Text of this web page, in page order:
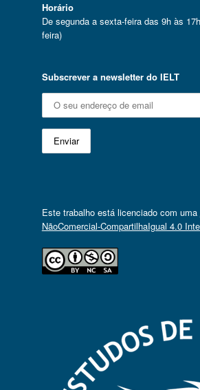
Horário
De segunda a sexta-feira das 9h às
feira)
Subscrever a newsletter do IELT
Este trabalho está licenciado com uma
NãoComercial-CompartilhaIgual 4.0